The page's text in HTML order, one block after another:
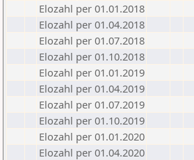
Elozahl per 01.01.2018
Elozahl per 01.04.2018
Elozahl per 01.07.2018
Elozahl per 01.10.2018
Elozahl per 01.01.2019
Elozahl per 01.04.2019
Elozahl per 01.07.2019
Elozahl per 01.10.2019
Elozahl per 01.01.2020
Elozahl per 01.04.2020